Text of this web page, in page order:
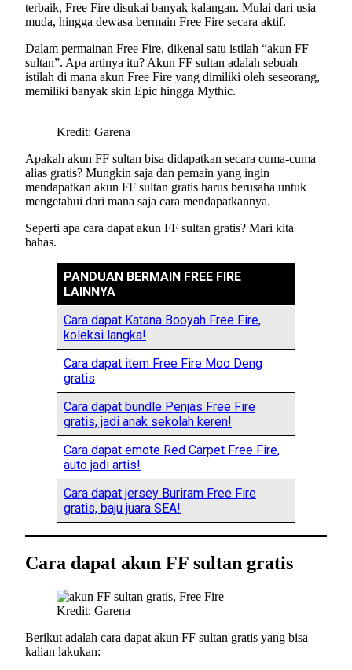
terbaik, Free Fire disukai banyak kalangan. Mulai dari usia
muda, hingga dewasa bermain Free Fire secara aktif.
Dalam permainan Free Fire, dikenal satu istilah “akun FF
sultan”. Apa artinya itu? Akun FF sultan adalah sebuah
istilah di mana akun Free Fire yang dimiliki oleh seseorang,
memiliki banyak skin Epic hingga Mythic.
Kredit: Garena
Apakah akun FF sultan bisa didapatkan secara cuma-cuma
alias gratis? Mungkin saja dan pemain yang ingin
mendapatkan akun FF sultan gratis harus berusaha untuk
mengetahui dari mana saja cara mendapatkannya.
Seperti apa cara dapat akun FF sultan gratis? Mari kita
bahas.
PANDUAN BERMAIN FREE FIRE
LAINNYA
Cara dapat Katana Booyah Free Fire,
koleksi langka!
Cara dapat item Free Fire Moo Deng
gratis
Cara dapat bundle Penjas Free Fire
gratis, jadi anak sekolah keren!
Cara dapat emote Red Carpet Free Fire,
auto jadi artis!
Cara dapat jersey Buriram Free Fire
gratis, baju juara SEA!
Cara dapat akun FF sultan gratis
Kredit: Garena
Berikut adalah cara dapat akun FF sultan gratis yang bisa
kalian lakukan: